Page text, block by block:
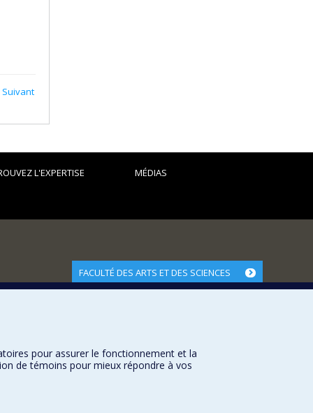
Suivant
L'EXPERTISE MÉDIAS
FACULTÉ DES ARTS ET DES SCIENCES
pour assurer le fonctionnement et la
de témoins pour mieux répondre à vos